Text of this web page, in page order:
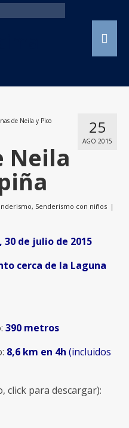
25
AGO 2015
de Neila y Pico
Neila
, Senderismo con niños |
30 de julio de 2015
cerca de la Laguna
390 metros
8,6 km en 4h (incluidos
click para descargar):